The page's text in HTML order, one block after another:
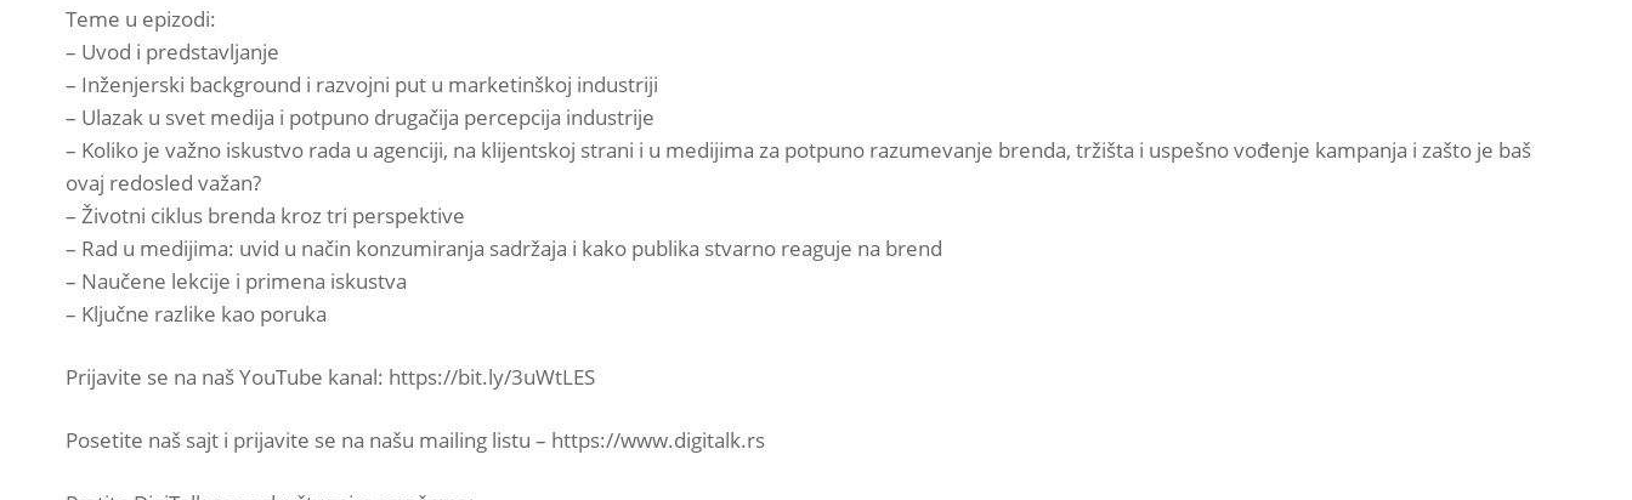
Teme u epizodi:
– Uvod i predstavljanje
– Inženjerski background i razvojni put u marketinškoj industriji
– Ulazak u svet medija i potpuno drugačija percepcija industrije
– Koliko je važno iskustvo rada u agenciji, na klijentskoj strani i u medijima za potpuno razumevanje brenda, tržišta i uspešno vođenje kampanja i zašto je baš
ovaj redosled važan?
– Životni ciklus brenda kroz tri perspektive
– Rad u medijima: uvid u način konzumiranja sadržaja i kako publika stvarno reaguje na brend
– Naučene lekcije i primena iskustva
– Ključne razlike kao poruka
Prijavite se na naš YouTube kanal: https://bit.ly/3uWtLES
Posetite naš sajt i prijavite se na našu mailing listu – https://www.digitalk.rs